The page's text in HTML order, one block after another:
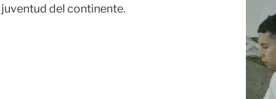
del continente.